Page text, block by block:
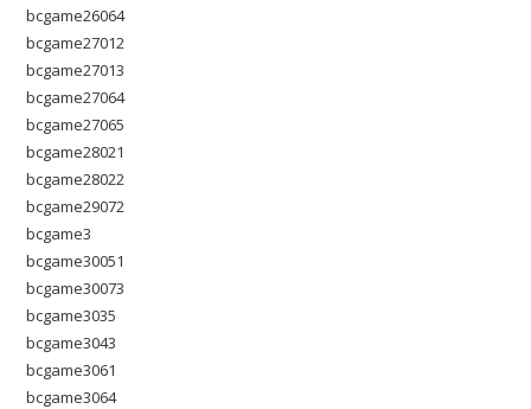
bcgame26064
bcgame27012
bcgame27013
bcgame27064
bcgame27065
bcgame28021
bcgame28022
bcgame29072
bcgame3
bcgame30051
bcgame30073
bcgame3035
bcgame3043
bcgame3061
bcgame3064